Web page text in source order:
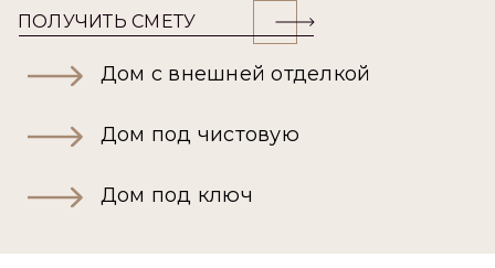
ПОЛУЧИТЬ СМЕТУ
Дом с внешней отделкой
Дом под чистовую
Дом под ключ